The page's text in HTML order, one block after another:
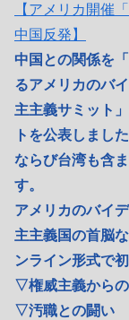
【アメリカ開催
中国反発】
中国との関係を
るアメリカのバ
主主義サミット
トを公表しまし
ならび台湾も含
す。
アメリカのバイ
主主義国の首脳
ンライン形式で
▽権威主義から
▽汚職との闘い